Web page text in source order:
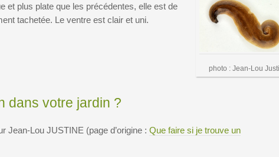
photo : Jean-Lou
et plus plate que les précédentes, elle est de
tachetée. Le ventre est clair et uni.
dans votre jardin ?
Jean-Lou JUSTINE (page d’origine : Que faire si je trouve un